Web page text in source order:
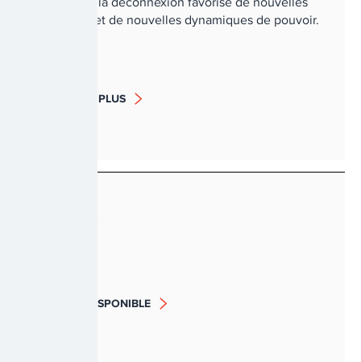
inégalités et de nouvelles dynamiques de pouvoir.
EN SAVOIR PLUS
BIENTÔT DISPONIBLE